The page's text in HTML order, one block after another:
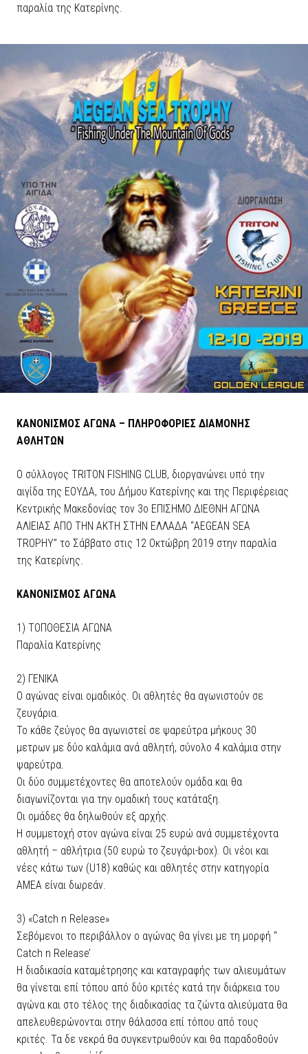
παραλία της Κατερίνης.
ΚΑΝΟΝΙΣΜΟΣ ΑΓΩΝΑ – ΠΛΗΡΟΦΟΡΙΕΣ ΔΙΑΜΟΝΗΣ
ΑΘΛΗΤΩΝ
Ο σύλλογος TRITON FISHING CLUB, διοργανώνει υπό την
αιγίδα της ΕΟΥΔΑ, του Δήμου Κατερίνης και της Περιφέρειας
Κεντρικής Μακεδονίας τον 3ο ΕΠΙΣΗΜΟ ΔΙΕΘΝΗ ΑΓΩΝΑ
ΑΛΙΕΙΑΣ ΑΠΟ ΤΗΝ ΑΚΤΗ ΣΤΗΝ ΕΛΛΑΔΑ “AEGEAN SEA
TROPHY” το Σάββατο στις 12 Οκτώβρη 2019 στην παραλία
της Κατερίνης.
ΚΑΝΟΝΙΣΜΟΣ ΑΓΩΝΑ
1) ΤΟΠΟΘΕΣΙΑ ΑΓΩΝΑ
Παραλία Κατερίνης
2) ΓΕΝΙΚΑ
Ο αγώνας είναι ομαδικός. Οι αθλητές θα αγωνιστούν σε
ζευγάρια.
Το κάθε ζεύγος θα αγωνιστεί σε ψαρεύτρα μήκους 30
μετρων με δύο καλάμια ανά αθλητή, σύνολο 4 καλάμια στην
ψαρεύτρα.
Οι δύο συμμετέχοντες θα αποτελούν ομάδα και θα
διαγωνίζονται για την ομαδική τους κατάταξη.
Οι ομάδες θα δηλωθούν εξ αρχής.
Η συμμετοχή στον αγώνα είναι 25 ευρώ ανά συμμετέχοντα
αθλητή – αθλήτρια (50 ευρώ το ζευγάρι-box). Οι νέοι και
νέες κάτω των (U18) καθώς και αθλητές στην κατηγορία
ΑΜΕΑ είναι δωρεάν.
3) «Catch n Release»
Σεβόμενοι το περιβάλλον ο αγώνας θα γίνει με τη μορφή “
Catch n Release’
Η διαδικασία καταμέτρησης και καταγραφής των αλιευμάτων
θα γίνεται επί τόπου από δύο κριτές κατά την διάρκεια του
αγώνα και στο τέλος της διαδικασίας τα ζώντα αλιεύματα θα
απελευθερώνονται στην θάλασσα επί τόπου από τους
κριτές. Τα δε νεκρά θα συγκεντρωθούν και θα παραδοθούν